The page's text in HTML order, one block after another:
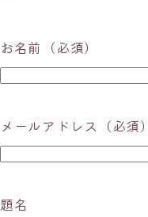
お名前（必須）
メールアドレス（必須）
題名